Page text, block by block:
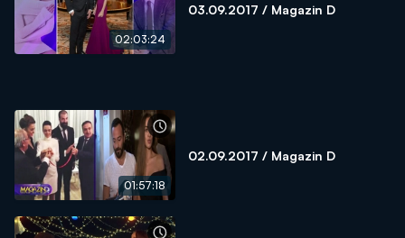
02:03:24
03.09.2017 / Magazin D
01:57:18
02.09.2017 / Magazin D